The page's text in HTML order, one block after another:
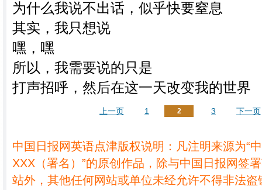
为什么我说不出话，似乎快要窒息
其实，我只想说
嘿，嘿
所以，我需要说的只是
打声招呼，然后在这一天改变我的世界
上一页 1 2 3 下一页
中国日报网英语点津版权说明：凡注明来源为“
XXX（署名）”的原创作品，除与中国日报网签
站外，其他任何网站或单位未经允许不得非法